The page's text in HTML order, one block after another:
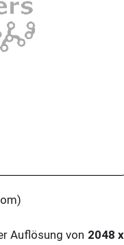
Auflösung von 2048 x